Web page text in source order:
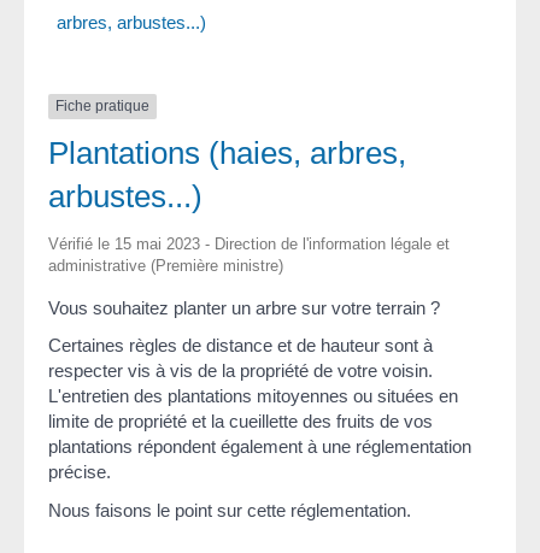
arbres, arbustes...)
Fiche pratique
Plantations (haies, arbres,
arbustes...)
Vérifié le 15 mai 2023 - Direction de l'information légale et
administrative (Première ministre)
Vous souhaitez planter un arbre sur votre terrain ?
Certaines règles de distance et de hauteur sont à
respecter vis à vis de la propriété de votre voisin.
L'entretien des plantations mitoyennes ou situées en
limite de propriété et la cueillette des fruits de vos
plantations répondent également à une réglementation
précise.
Nous faisons le point sur cette réglementation.